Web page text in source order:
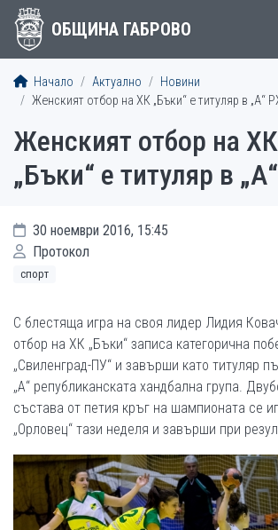
ОБЩИНА ГАБРОВО
Начало Актуално
Новини
Женският отбор на ХК „Бъки“ е титуляр в „А“
Женският отбор на ХК
„Бъки“ е титуляр в
30 ноември 2016, 15:45
Протокол
спорт
С блестяща игра на своя лидер Лидия
отбор на ХК „Бъки“ записа категорична
„Свиленград­-ПУ“ и завърши като титуляр
„А“ републиканската хандбална група.
състава от петия кръг на шампионата се
„Орловец“ тази неделя и завърши при